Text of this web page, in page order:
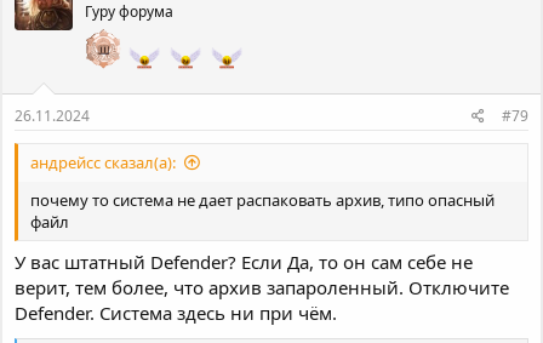
Гуру форума
26.11.2024 #79
андрейcc сказал(а):
почему то система не дает распаковать архив, типо опасный
файл
У вас штатный Defender? Если Да, то он сам себе не
верит, тем более, что архив запароленный. Отключите
Defender. Система здесь ни при чём.